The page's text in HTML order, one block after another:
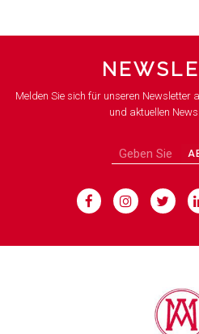
Melden Sie sich für unseren Newsletter
und aktuellen